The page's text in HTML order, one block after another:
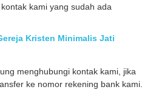
kami yang sudah ada
Kristen Minimalis Jati
menghubungi kontak kami, jika
ke nomor rekening bank kami.